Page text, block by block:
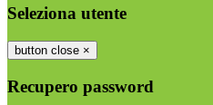
Seleziona utente
button close ×
Recupero password